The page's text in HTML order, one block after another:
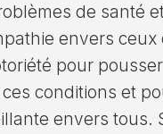
de santé
envers ceux
pour
conditions et
envers tous.